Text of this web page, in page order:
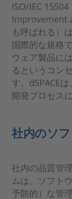
ISO/IEC
Improvement
も呼ばれる）
国際的な規格
ウェア製品に
るというコン
す。dSPACE
開発プロセス
社内のソ
社内の品質管
ムは、ソフト
予防的）な管